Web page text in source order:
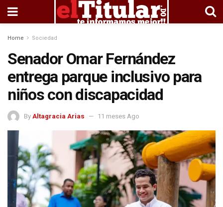
Home Sociedad
Senador Omar Fernández
entrega parque inclusivo para
niños con discapacidad
By Altagracia Arias 11 meses Ago